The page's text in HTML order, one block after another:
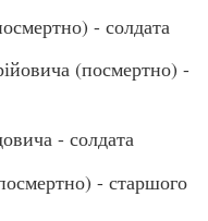
- солдата
(посмертно) -
- солдата
- старшого